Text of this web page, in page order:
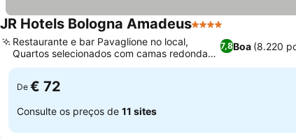
JR Hotels Bologna Amadeus4 Estrelas
7,8Boa (8.220
Restaurante e bar Pavaglione no local,
Quartos selecionados com camas redondas
exclusivas
De € 72
Consulte os preços de 11 sites